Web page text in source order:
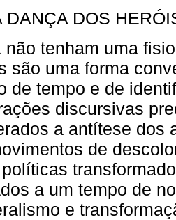
DANÇA DOS
não tenham uma
são uma forma
de tempo e de
discursivas
a antítese dos
de
a um tempo de
e